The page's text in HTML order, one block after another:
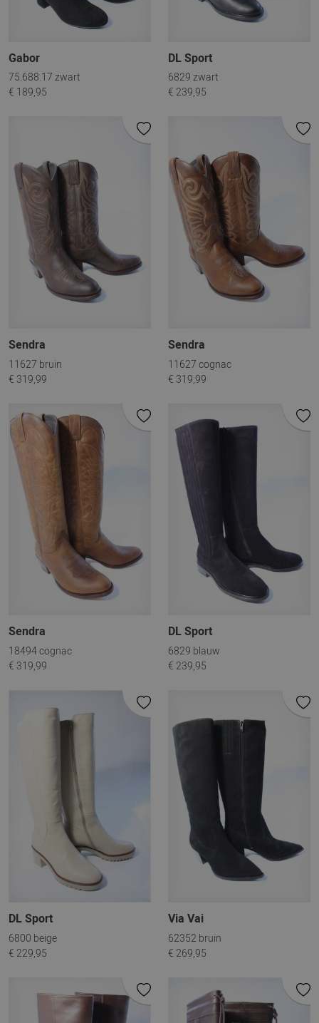
Gabor
75.688.17 zwart
€ 189,95
DL Sport
6829 zwart
€ 239,95
Sendra
11627 bruin
€ 319,99
Sendra
11627 cognac
€ 319,99
Sendra
18494 cognac
€ 319,99
DL Sport
6829 blauw
€ 239,95
DL Sport
6800 beige
€ 229,95
Via Vai
62352 bruin
€ 269,95